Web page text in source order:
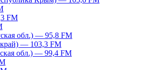
FM
обл.) — 95,8 FM
— 103,3 FM
обл.) — 99,4 FM